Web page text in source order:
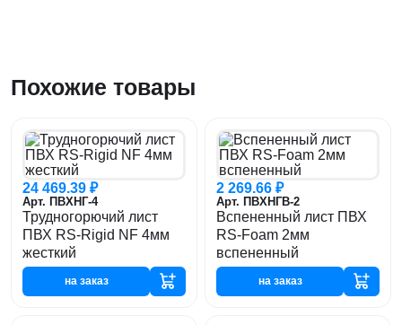
Похожие товары
24 469.39 ₽
Арт. ПВХНГ-4
Трудногорючий лист
ПВХ RS-Rigid NF 4мм
жесткий
на заказ
2 269.66 ₽
Арт. ПВХНГВ-2
Вспененный лист ПВХ
RS-Foam 2мм
вспененный
на заказ